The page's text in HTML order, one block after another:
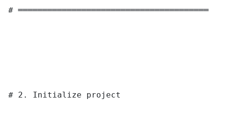
# ═══════════════════════════════════════
# 2. Initialize project